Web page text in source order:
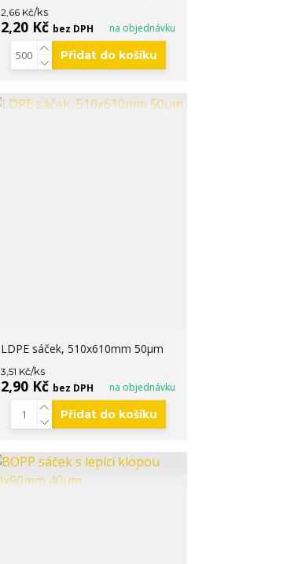
2,66 Kč/ks
2,20 Kč bez DPH na objednávku
Přidat do košíku
LDPE sáček, 510x610mm 50µm
3,51 Kč/ks
2,90 Kč bez DPH na objednávku
Přidat do košíku